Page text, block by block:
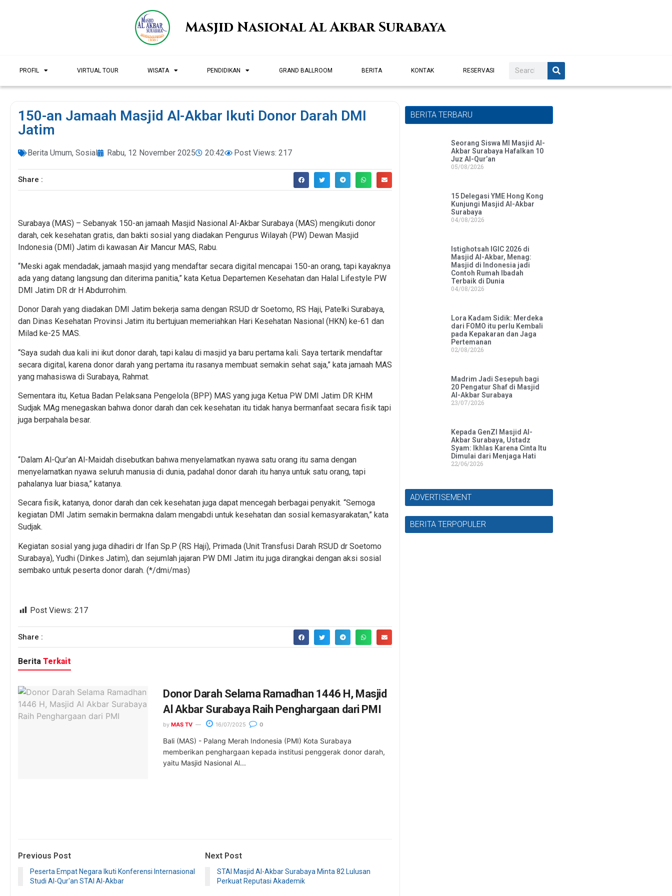
Masjid Nasional Al Akbar Surabaya
PROFIL VIRTUAL TOUR WISATA PENDIDIKAN GRAND BALLROOM BERITA KONTAK RESERVASI
150-an Jamaah Masjid Al-Akbar Ikuti Donor Darah DMI
Jatim
Berita Umum, Sosial Rabu, 12 November 2025 20:42 Post Views: 217
Share :
Surabaya (MAS) – Sebanyak 150-an jamaah Masjid Nasional Al-Akbar Surabaya (MAS) mengikuti donor
darah, cek kesehatan gratis, dan bakti sosial yang diadakan Pengurus Wilayah (PW) Dewan Masjid
Indonesia (DMI) Jatim di kawasan Air Mancur MAS, Rabu.
“Meski agak mendadak, jamaah masjid yang mendaftar secara digital mencapai 150-an orang, tapi kayaknya
ada yang datang langsung dan diterima panitia,” kata Ketua Departemen Kesehatan dan Halal Lifestyle PW
DMI Jatim DR dr H Abdurrohim.
Donor Darah yang diadakan DMI Jatim bekerja sama dengan RSUD dr Soetomo, RS Haji, Patelki Surabaya,
dan Dinas Kesehatan Provinsi Jatim itu bertujuan memeriahkan Hari Kesehatan Nasional (HKN) ke-61 dan
Milad ke-25 MAS.
“Saya sudah dua kali ini ikut donor darah, tapi kalau di masjid ya baru pertama kali. Saya tertarik mendaftar
secara digital, karena donor darah yang pertama itu rasanya membuat semakin sehat saja,” kata jamaah MAS
yang mahasiswa di Surabaya, Rahmat.
Sementara itu, Ketua Badan Pelaksana Pengelola (BPP) MAS yang juga Ketua PW DMI Jatim DR KHM
Sudjak MAg menegaskan bahwa donor darah dan cek kesehatan itu tidak hanya bermanfaat secara fisik tapi
juga berpahala besar.
“Dalam Al-Qur’an Al-Maidah disebutkan bahwa menyelamatkan nyawa satu orang itu sama dengan
menyelamatkan nyawa seluruh manusia di dunia, padahal donor darah itu hanya untuk satu orang, tapi
pahalanya luar biasa,” katanya.
Secara fisik, katanya, donor darah dan cek kesehatan juga dapat mencegah berbagai penyakit. “Semoga
kegiatan DMI Jatim semakin bermakna dalam mengabdi untuk kesehatan dan sosial kemasyarakatan,” kata
Sudjak.
Kegiatan sosial yang juga dihadiri dr Ifan Sp.P (RS Haji), Primada (Unit Transfusi Darah RSUD dr Soetomo
Surabaya), Yudhi (Dinkes Jatim), dan sejumlah jajaran PW DMI Jatim itu juga dirangkai dengan aksi sosial
sembako untuk peserta donor darah. (*/dmi/mas)
Post Views: 217
Share :
Berita Terkait
Donor Darah Selama Ramadhan 1446 H, Masjid
Al Akbar Surabaya Raih Penghargaan dari PMI
by MAS TV 16/07/2025 0
Bali (MAS) - Palang Merah Indonesia (PMI) Kota Surabaya
memberikan penghargaan kepada institusi penggerak donor darah,
yaitu Masjid Nasional Al...
Previous Post
Peserta Empat Negara Ikuti Konferensi Internasional
Studi Al-Qur'an STAI Al-Akbar
Next Post
STAI Masjid Al-Akbar Surabaya Minta 82 Lulusan
Perkuat Reputasi Akademik
BERITA TERBARU
Seorang Siswa MI Masjid Al-
Akbar Surabaya Hafalkan 10
Juz Al-Qur’an
05/08/2026
15 Delegasi YME Hong Kong
Kunjungi Masjid Al-Akbar
Surabaya
04/08/2026
Istighotsah IGIC 2026 di
Masjid Al-Akbar, Menag:
Masjid di Indonesia jadi
Contoh Rumah Ibadah
Terbaik di Dunia
04/08/2026
Lora Kadam Sidik: Merdeka
dari FOMO itu perlu Kembali
pada Kepakaran dan Jaga
Pertemanan
02/08/2026
Madrim Jadi Sesepuh bagi
20 Pengatur Shaf di Masjid
Al-Akbar Surabaya
23/07/2026
Kepada GenZI Masjid Al-
Akbar Surabaya, Ustadz
Syam: Ikhlas Karena Cinta Itu
Dimulai dari Menjaga Hati
22/06/2026
ADVERTISEMENT
BERITA TERPOPULER